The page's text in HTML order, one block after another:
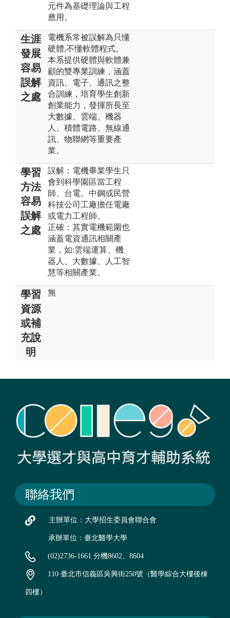
元件為基礎理論與工程
應用。
生涯
發展
容易
誤解
之處
電機系常被誤解為只懂
硬體,不懂軟體程式。
本系提供硬體與軟體兼
顧的雙專業訓練，涵蓋
資訊、電子、通訊之整
合訓練，培育學生創新
創業能力，發揮所長至
大數據、雲端、機器
人、積體電路、無線通
訊、物聯網等重要產
業。
學習
方法
容易
誤解
之處
誤解：電機畢業學生只
會到科學園區當工程
師、台電、中鋼或民營
科技公司工廠擔任電廠
或電力工程師。
正確：其實電機範圍也
涵蓋電資通訊相關產
業，如:雲端運算、機
器人、大數據、人工智
慧等相關產業。
學習
資源
或補
充說
明
無
聯絡我們
主辦單位：大學招生委員會聯合會
承辦單位：臺北醫學大學
(02)2736-1661 分機8602、8604
110 臺北市信義區吳興街250號（醫學綜合大樓後棟
四樓）